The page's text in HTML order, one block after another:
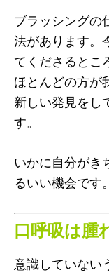
ブラッシングの
法があります。
てくださるとこ
ほとんどの方が
新しい発見をし
す。
いかに自分がき
るいい機会です。
口呼吸は腫
意識していない